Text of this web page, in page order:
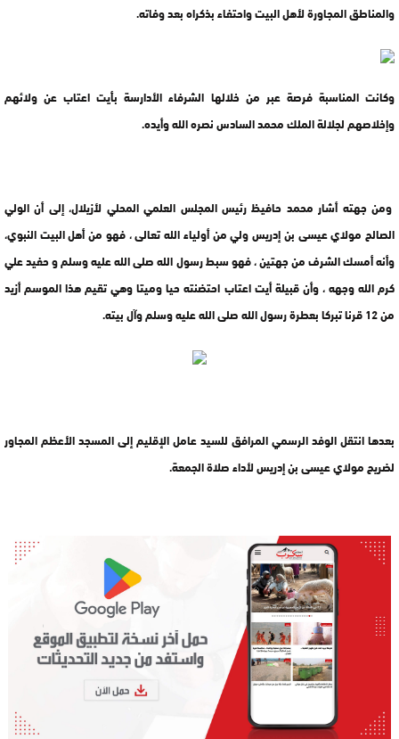
والمناطق المجاورة لأهل البيت واحتفاء بذكراه بعد وفاته.
وكانت المناسبة فرصة عبر من خلالها الشرفاء الأدارسة بأيت اعتاب عن ولائهم
وإخلاصهم لجلالة الملك محمد السادس نصره الله وأيده.
ومن جهته أشار محمد حافيظ رئيس المجلس العلمي المحلي لأزيلال، إلى أن الولي
الصالح مولاي عيسى بن إدريس ولي من أولياء الله تعالى ، فهو من أهل البيت النبوي،
وأنه أمسك الشرف من جهتين ، فهو سبط رسول الله صلى الله عليه وسلم و حفيد علي
كرم الله وجهه ، وأن قبيلة أيت اعتاب احتضنته حيا وميتا وهي تقيم هذا الموسم أزيد
من 12 قرنا تبركا بعطرة رسول الله صلى الله عليه وسلم وآل بيته.
بعدها انتقل الوفد الرسمي المرافق للسيد عامل الإقليم إلى المسجد الأعظم المجاور
لضريح مولاي عيسى بن إدريس لأداء صلاة الجمعة.